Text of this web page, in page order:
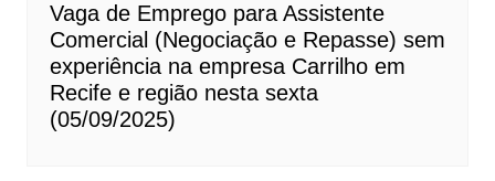
Vaga de Emprego para Assistente
Comercial (Negociação e Repasse) sem
experiência na empresa Carrilho em
Recife e região nesta sexta
(05/09/2025)